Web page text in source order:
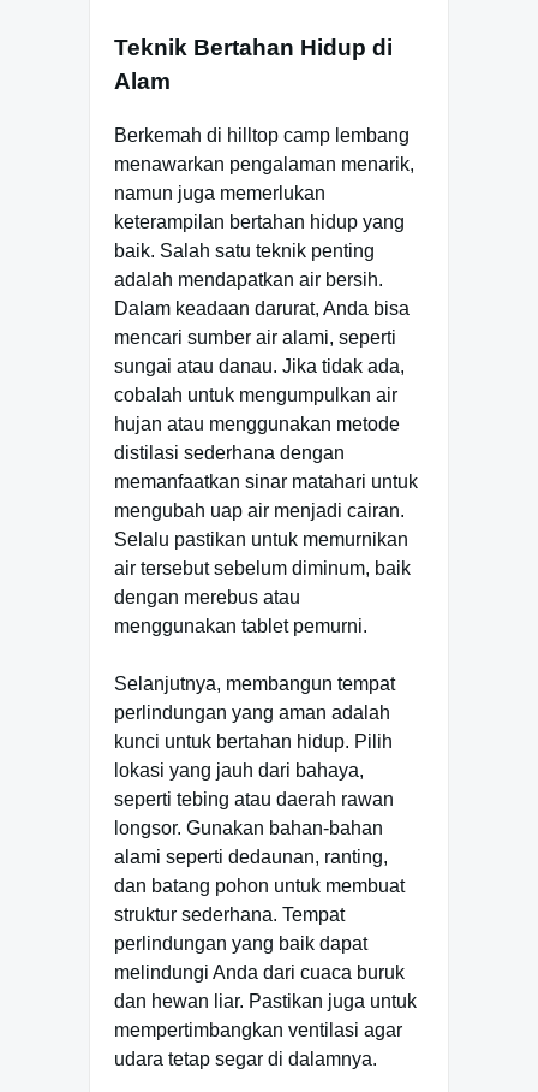
Teknik Bertahan Hidup di
Alam
Berkemah di hilltop camp lembang
menawarkan pengalaman menarik,
namun juga memerlukan
keterampilan bertahan hidup yang
baik. Salah satu teknik penting
adalah mendapatkan air bersih.
Dalam keadaan darurat, Anda bisa
mencari sumber air alami, seperti
sungai atau danau. Jika tidak ada,
cobalah untuk mengumpulkan air
hujan atau menggunakan metode
distilasi sederhana dengan
memanfaatkan sinar matahari untuk
mengubah uap air menjadi cairan.
Selalu pastikan untuk memurnikan
air tersebut sebelum diminum, baik
dengan merebus atau
menggunakan tablet pemurni.
Selanjutnya, membangun tempat
perlindungan yang aman adalah
kunci untuk bertahan hidup. Pilih
lokasi yang jauh dari bahaya,
seperti tebing atau daerah rawan
longsor. Gunakan bahan-bahan
alami seperti dedaunan, ranting,
dan batang pohon untuk membuat
struktur sederhana. Tempat
perlindungan yang baik dapat
melindungi Anda dari cuaca buruk
dan hewan liar. Pastikan juga untuk
mempertimbangkan ventilasi agar
udara tetap segar di dalamnya.